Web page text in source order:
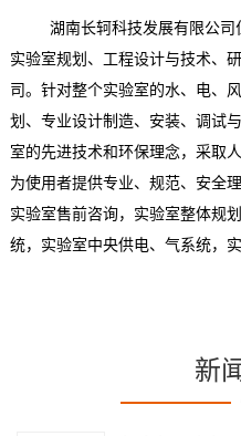
湖南长轲科技发展有限公
实验室规划、工程设计与技术、
司。针对整个实验室的水、电、
划、专业设计制造、安装、调试
室的先进技术和环保理念，采取
为使用者提供专业、规范、安全
实验室售前咨询，实验室整体规
统，实验室中央供电、气系统，
新